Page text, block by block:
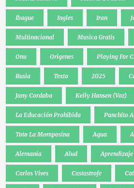
Ibague Ingles Iran
Multinacional Musica Gratis
Onu Origenes Playing For
Rusia Texto 2025
Jany Cordoba Kelly Hansen (Voz)
La Educación Prohibida Panchito
Toto La Momposina Agua
Alemania Alud Aprendizaje
Carlos Vives Castastrofe